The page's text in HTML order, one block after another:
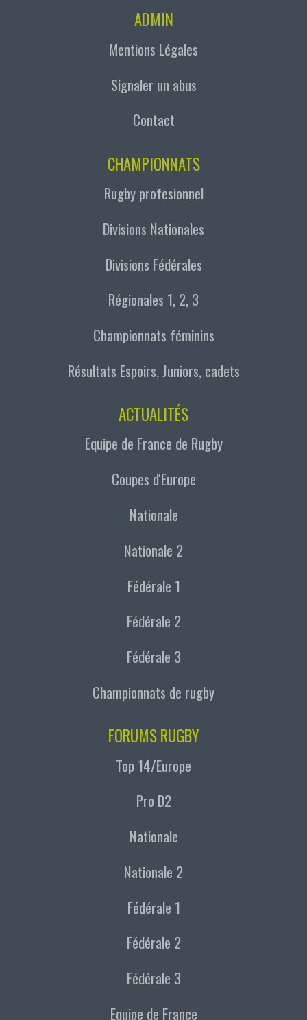
ADMIN
Mentions Légales
Signaler un abus
Contact
CHAMPIONNATS
Rugby profesionnel
Divisions Nationales
Divisions Fédérales
Régionales 1, 2, 3
Championnats féminins
Résultats Espoirs, Juniors, cadets
ACTUALITÉS
Equipe de France de Rugby
Coupes d'Europe
Nationale
Nationale 2
Fédérale 1
Fédérale 2
Fédérale 3
Championnats de rugby
FORUMS RUGBY
Top 14/Europe
Pro D2
Nationale
Nationale 2
Fédérale 1
Fédérale 2
Fédérale 3
Equipe de France